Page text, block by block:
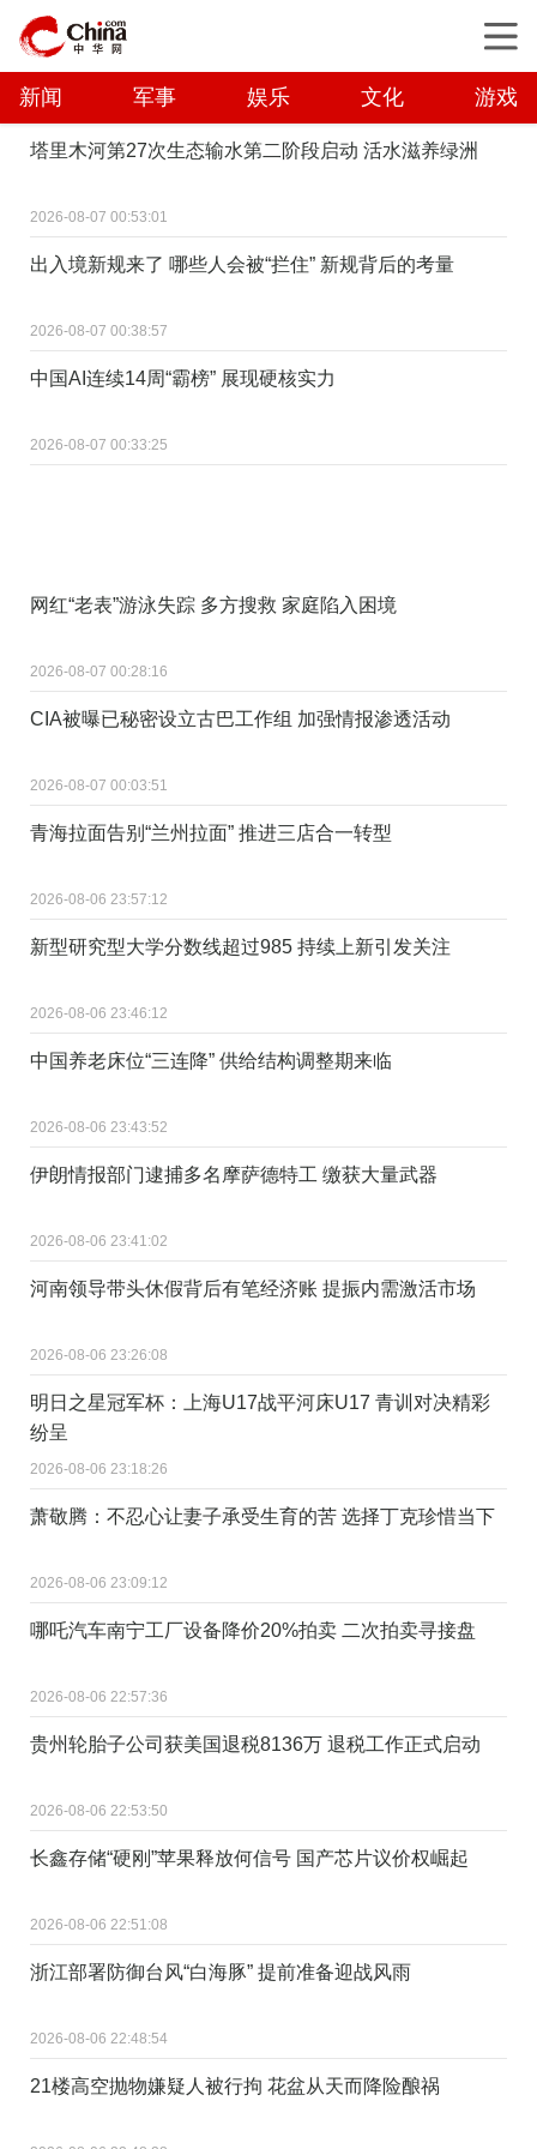
新闻 军事 娱乐 文化 游戏
塔里木河第27次生态输水第二阶段启动 活水滋养绿洲
2026-08-07 00:53:01
出入境新规来了 哪些人会被“拦住” 新规背后的考量
2026-08-07 00:38:57
中国AI连续14周“霸榜” 展现硬核实力
2026-08-07 00:33:25
网红“老表”游泳失踪 多方搜救 家庭陷入困境
2026-08-07 00:28:16
CIA被曝已秘密设立古巴工作组 加强情报渗透活动
2026-08-07 00:03:51
青海拉面告别“兰州拉面” 推进三店合一转型
2026-08-06 23:57:12
新型研究型大学分数线超过985 持续上新引发关注
2026-08-06 23:46:12
中国养老床位“三连降” 供给结构调整期来临
2026-08-06 23:43:52
伊朗情报部门逮捕多名摩萨德特工 缴获大量武器
2026-08-06 23:41:02
河南领导带头休假背后有笔经济账 提振内需激活市场
2026-08-06 23:26:08
明日之星冠军杯：上海U17战平河床U17 青训对决精彩
纷呈
2026-08-06 23:18:26
萧敬腾：不忍心让妻子承受生育的苦 选择丁克珍惜当下
2026-08-06 23:09:12
哪吒汽车南宁工厂设备降价20%拍卖 二次拍卖寻接盘
2026-08-06 22:57:36
贵州轮胎子公司获美国退税8136万 退税工作正式启动
2026-08-06 22:53:50
长鑫存储“硬刚”苹果释放何信号 国产芯片议价权崛起
2026-08-06 22:51:08
浙江部署防御台风“白海豚” 提前准备迎战风雨
2026-08-06 22:48:54
21楼高空抛物嫌疑人被行拘 花盆从天而降险酿祸